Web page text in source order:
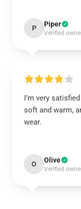
P Piper
Verified
I’m very
soft and warm,
wear.
O Olive
Verified